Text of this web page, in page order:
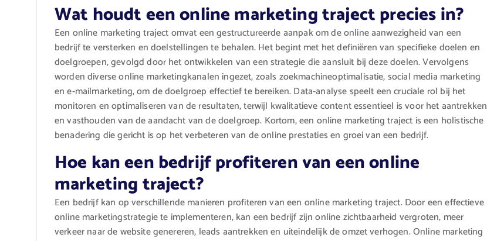
Wat houdt een online marketing traject precies in?
Een online marketing traject omvat een gestructureerde aanpak om de online aanwezigheid van een
bedrijf te versterken en doelstellingen te behalen. Het begint met het definiëren van specifieke doelen en
doelgroepen, gevolgd door het ontwikkelen van een strategie die aansluit bij deze doelen. Vervolgens
worden diverse online marketingkanalen ingezet, zoals zoekmachineoptimalisatie, social media marketing
en e-mailmarketing, om de doelgroep effectief te bereiken. Data-analyse speelt een cruciale rol bij het
monitoren en optimaliseren van de resultaten, terwijl kwalitatieve content essentieel is voor het aantrekken
en vasthouden van de aandacht van de doelgroep. Kortom, een online marketing traject is een holistische
benadering die gericht is op het verbeteren van de online prestaties en groei van een bedrijf.
Hoe kan een bedrijf profiteren van een online
marketing traject?
Een bedrijf kan op verschillende manieren profiteren van een online marketing traject. Door een effectieve
online marketingstrategie te implementeren, kan een bedrijf zijn online zichtbaarheid vergroten, meer
verkeer naar de website genereren, leads aantrekken en uiteindelijk de omzet verhogen. Online marketing